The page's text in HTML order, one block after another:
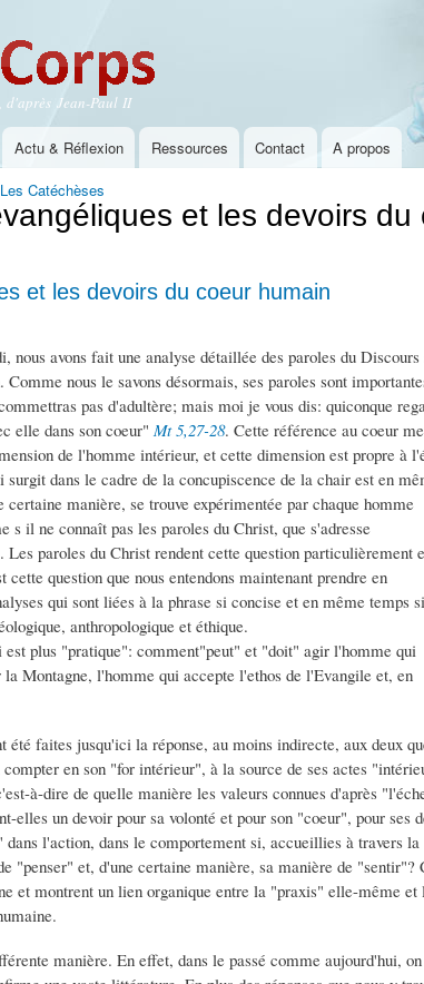
Jean-Paul II
Actu & Réflexion Ressources Contact A propos
Catéchèses
et les devoirs du
et les devoirs du coeur humain
nous avons fait une analyse détaillée des paroles du
nous le savons désormais, ses paroles sont
pas d'adultère; mais moi je vous dis: quiconque
elle dans son coeur" Mt 5,27-28. Cette référence au coeur
de l'homme intérieur, et cette dimension est propre à
dans le cadre de la concupiscence de la chair est en
manière, se trouve expérimentée par chaque homme
il ne connaît pas les paroles du Christ, que s'adresse
paroles du Christ rendent cette question particulièrement
question que nous entendons maintenant prendre en
qui sont liées à la phrase si concise et en même temps si
anthropologique et éthique.
est plus "pratique": comment"peut" et "doit" agir l'homme qui
Montagne, l'homme qui accepte l'ethos de l'Evangile et, en
été faites jusqu'ici la réponse, au moins indirecte, aux deux
en son "for intérieur", à la source de ses actes
à-dire de quelle manière les valeurs connues d'après
elles un devoir pour sa volonté et pour son "coeur", pour ses
l'action, dans le comportement si, accueillies à travers la
"penser" et, d'une certaine manière, sa manière de "sentir"?
et montrent un lien organique entre la "praxis" elle-même et
manière. En effet, dans le passé comme aujourd'hui,